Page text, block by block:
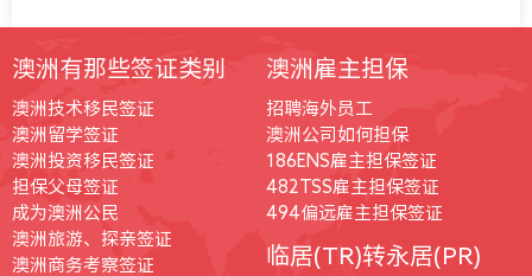
澳洲有那些签证类别
澳洲技术移民签证
澳洲留学签证
澳洲投资移民签证
担保父母签证
成为澳洲公民
澳洲旅游、探亲签证
澳洲商务考察签证
澳洲雇主担保
招聘海外员工
澳洲公司如何担保
186ENS雇主担保签证
482TSS雇主担保签证
494偏远雇主担保签证
临居(TR)转永居(PR)